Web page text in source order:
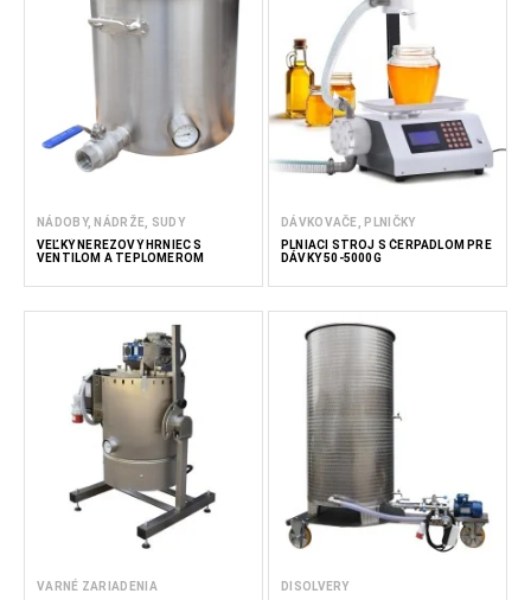
NÁDOBY, NÁDRŽE, SUDY
VEĽKÝ NEREZOVÝ HRNIEC S
VENTILOM A TEPLOMEROM
DÁVKOVAČE, PLNIČKY
PLNIACI STROJ S ČERPADLOM PRE
DÁVKY 50-5000G
VARNÉ ZARIADENIA
DISOLVERY